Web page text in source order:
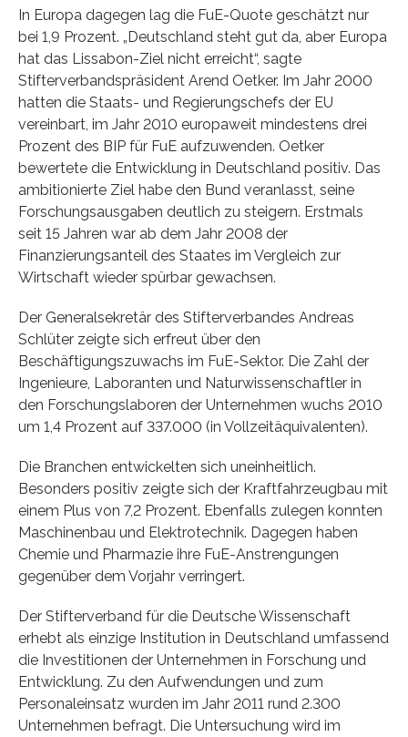
In Europa dagegen lag die FuE-Quote geschätzt nur
bei 1,9 Prozent. „Deutschland steht gut da, aber Europa
hat das Lissabon-Ziel nicht erreicht“, sagte
Stifterverbandspräsident Arend Oetker. Im Jahr 2000
hatten die Staats- und Regierungschefs der EU
vereinbart, im Jahr 2010 europaweit mindestens drei
Prozent des BIP für FuE aufzuwenden. Oetker
bewertete die Entwicklung in Deutschland positiv. Das
ambitionierte Ziel habe den Bund veranlasst, seine
Forschungsausgaben deutlich zu steigern. Erstmals
seit 15 Jahren war ab dem Jahr 2008 der
Finanzierungsanteil des Staates im Vergleich zur
Wirtschaft wieder spürbar gewachsen.
Der Generalsekretär des Stifterverbandes Andreas
Schlüter zeigte sich erfreut über den
Beschäftigungszuwachs im FuE-Sektor. Die Zahl der
Ingenieure, Laboranten und Naturwissenschaftler in
den Forschungslaboren der Unternehmen wuchs 2010
um 1,4 Prozent auf 337.000 (in Vollzeitäquivalenten).
Die Branchen entwickelten sich uneinheitlich.
Besonders positiv zeigte sich der Kraftfahrzeugbau mit
einem Plus von 7,2 Prozent. Ebenfalls zulegen konnten
Maschinenbau und Elektrotechnik. Dagegen haben
Chemie und Pharmazie ihre FuE-Anstrengungen
gegenüber dem Vorjahr verringert.
Der Stifterverband für die Deutsche Wissenschaft
erhebt als einzige Institution in Deutschland umfassend
die Investitionen der Unternehmen in Forschung und
Entwicklung. Zu den Aufwendungen und zum
Personaleinsatz wurden im Jahr 2011 rund 2.300
Unternehmen befragt. Die Untersuchung wird im